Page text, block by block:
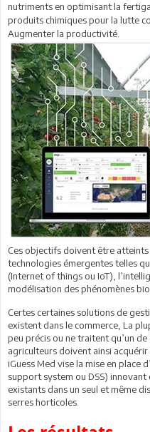
nutriments en optimisant la
produits chimiques pour la lutte
Augmenter la productivité.
Ces objectifs doivent être
technologies émergentes telles
(Internet of things ou IoT),
modélisation des phénomènes
Certes certaines solutions de
existent dans le commerce, La
peu précis ou ne traitent qu’un
agriculteurs doivent ainsi
iGuess Med vise la mise en place
support system ou DSS)
existants dans un seul et même
serres horticoles.